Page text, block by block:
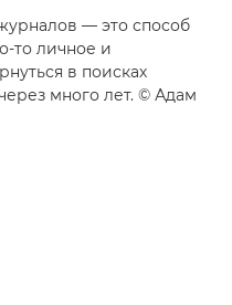
— это способ
то личное и
в поисках
много лет. © Адам